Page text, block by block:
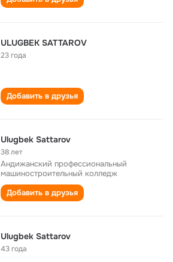
ULUGBEK SATTAROV
23 года
Добавить в друзья
Ulugbek Sattarov
38 лет
Андижанский профессиональный
машиностроительный колледж
Добавить в друзья
Ulugbek Sattarov
43 года